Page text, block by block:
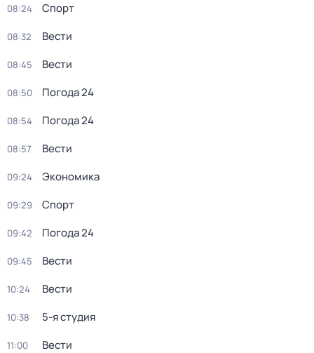
08:24 Спорт
08:32 Вести
08:45 Вести
08:50 Погода 24
08:54 Погода 24
08:57 Вести
09:24 Экономика
09:29 Спорт
09:42 Погода 24
09:45 Вести
10:24 Вести
10:38 5-я студия
11:00 Вести